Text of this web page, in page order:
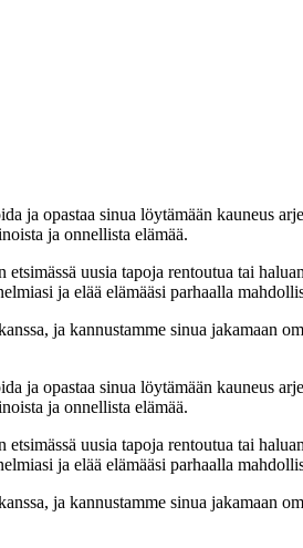
ja opastaa sinua löytämään kauneus
ja onnellista elämää.
uusia tapoja rentoutua tai
ja elää elämääsi parhaalla
ja kannustamme sinua jakamaan
ja opastaa sinua löytämään kauneus
ja onnellista elämää.
uusia tapoja rentoutua tai
ja elää elämääsi parhaalla
ja kannustamme sinua jakamaan